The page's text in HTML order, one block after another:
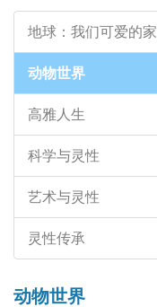
地球：我们可爱的家
动物世界
高雅人生
科学与灵性
艺术与灵性
灵性传承
动物世界